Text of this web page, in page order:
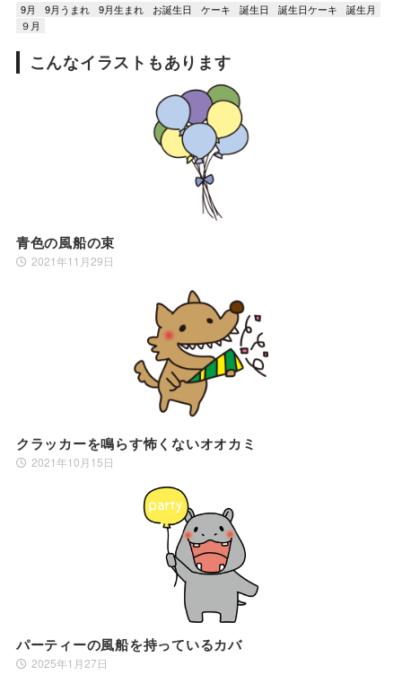
9月 9月うまれ 9月生まれ お誕生日 ケーキ 誕生日 誕生日ケーキ
誕生月
９月
こんなイラストもあります
青色の風船の束
2021年11月29日
クラッカーを鳴らす怖くないオオカミ
2021年10月15日
パーティーの風船を持っているカバ
2025年1月27日